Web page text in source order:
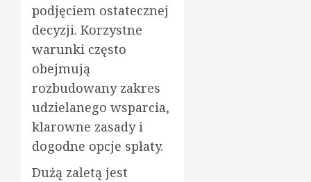
podjęciem ostatecznej
decyzji. Korzystne
warunki często
obejmują
rozbudowany zakres
udzielanego wsparcia,
klarowne zasady i
dogodne opcje spłaty.
Dużą zaletą jest